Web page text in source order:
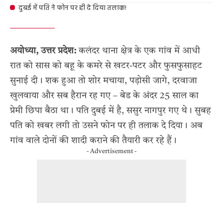
दुबई में पति ने फोन पर ही दे दिया तलाक!
अयोध्या, उत्तर प्रदेश: कलंदर थाना क्षेत्र के एक गांव में आधी
रात को सास को बहू के कमरे से खटर-पटर और फुसफुसाहट
सुनाई दी। शक हुआ तो शोर मचाया, पड़ोसी जागे, दरवाजा
खुलवाया और सब हैरान रह गए – बेड के अंदर 25 साल का
प्रेमी छिपा बैठा था। पति दुबई में है, ससुर नागपुर गए थे। सुबह
पति को खबर लगी तो उसने फोन पर ही तलाक दे दिया। अब
गांव वाले दोनों की शादी कराने की तैयारी कर रहे हैं।
- Advertisement -